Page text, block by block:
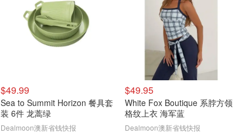
$49.99
Sea to Summit Horizon 餐具套
装 6件 龙蒿绿
Dealmoon澳新省钱快报
$49.95
White Fox Boutique 系脖方领
格纹上衣 海军蓝
Dealmoon澳新省钱快报